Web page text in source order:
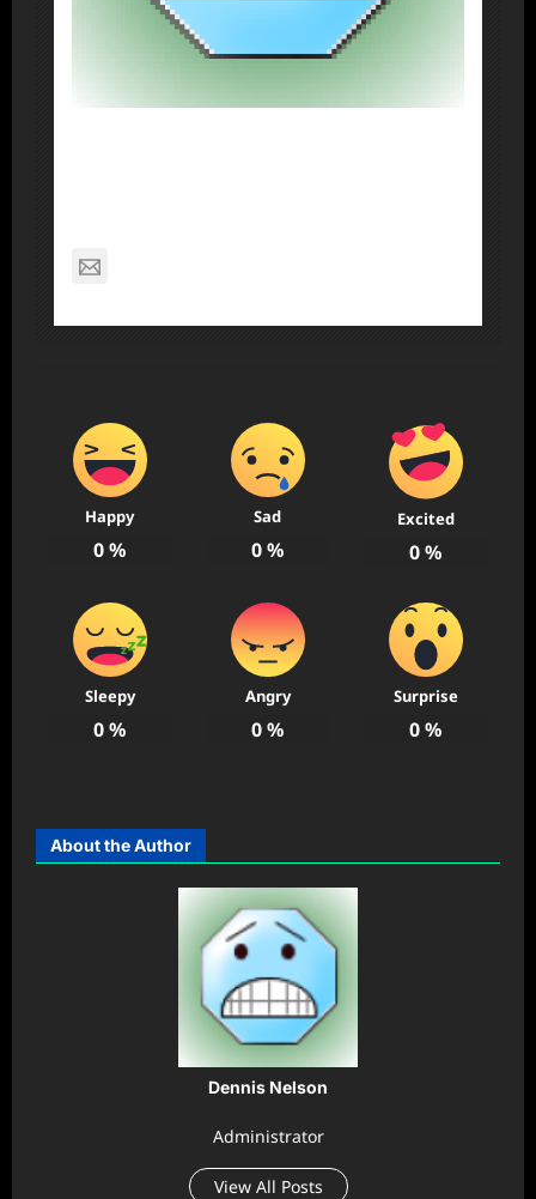
Happy
0%
Sad
0%
Excited
0%
Sleepy
0%
Angry
0%
Surprise
0%
About the Author
Dennis Nelson
Administrator
View All Posts